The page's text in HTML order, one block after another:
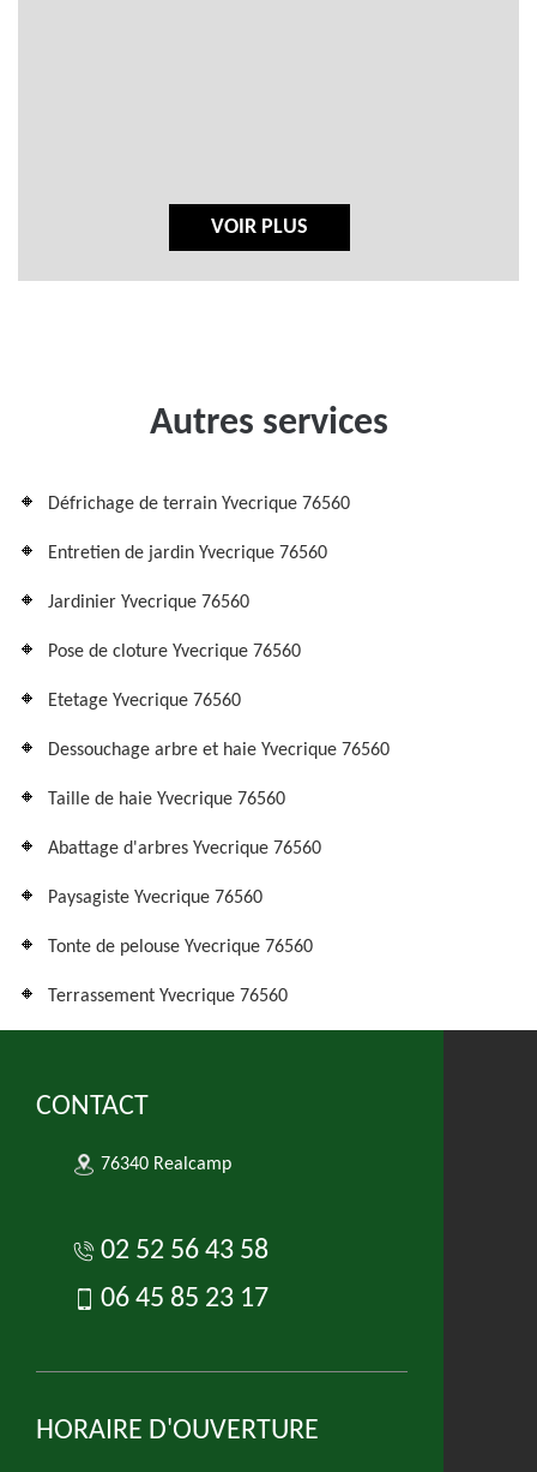
VOIR PLUS
Autres services
Défrichage de terrain Yvecrique 76560
Entretien de jardin Yvecrique 76560
Jardinier Yvecrique 76560
Pose de cloture Yvecrique 76560
Etetage Yvecrique 76560
Dessouchage arbre et haie Yvecrique 76560
Taille de haie Yvecrique 76560
Abattage d'arbres Yvecrique 76560
Paysagiste Yvecrique 76560
Tonte de pelouse Yvecrique 76560
Terrassement Yvecrique 76560
CONTACT
76340 Realcamp
02 52 56 43 58
06 45 85 23 17
HORAIRE D'OUVERTURE